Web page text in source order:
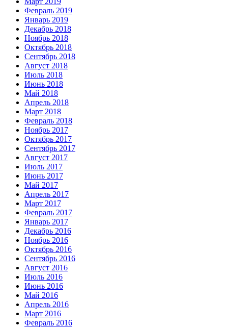
Февраль 2019
Январь 2019
Декабрь 2018
Ноябрь 2018
Октябрь 2018
Сентябрь 2018
Август 2018
Июль 2018
Июнь 2018
Май 2018
Апрель 2018
Март 2018
Февраль 2018
Ноябрь 2017
Октябрь 2017
Сентябрь 2017
Август 2017
Июль 2017
Июнь 2017
Май 2017
Апрель 2017
Март 2017
Февраль 2017
Январь 2017
Декабрь 2016
Ноябрь 2016
Октябрь 2016
Сентябрь 2016
Август 2016
Июль 2016
Июнь 2016
Май 2016
Апрель 2016
Март 2016
Февраль 2016